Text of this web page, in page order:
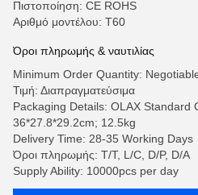
Πιστοποίηση: CE ROHS
Αριθμό μοντέλου: T60
Όροι πληρωμής & ναυτιλίας
Minimum Order Quantity:
Τιμή: Διαπραγματεύσιμα
Packaging Details: OLAX Standard
36*27.8*29.2cm; 12.5kg
Delivery Time: 28-35 Working Days
Όροι πληρωμής: T/T, L/C, D/P, D/A
Supply Ability: 10000pcs per day